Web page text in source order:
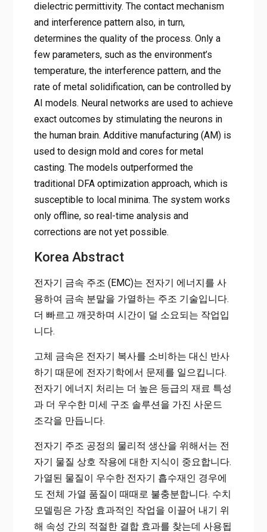
dielectric permittivity. The contact mechanism
and interference pattern also, in turn,
determines the quality of the process. Only a
few parameters, such as the environment’s
temperature, the interference pattern, and the
rate of metal solidification, can be controlled by
AI models. Neural networks are used to achieve
exact outcomes by stimulating the neurons in
the human brain. Additive manufacturing (AM) is
used to design mold and cores for metal
casting. The models outperformed the
traditional DFA optimization approach, which is
susceptible to local minima. The system works
only offline, so real-time analysis and
corrections are not yet possible.
Korea Abstract
전자기 금속 주조 (EMC)는 전자기 에너지를 사
용하여 금속 분말을 가열하는 주조 기술입니다.
더 빠르고 깨끗하며 시간이 덜 소요되는 작업입
니다.
고체 금속은 전자기 복사를 소비하는 대신 반사
하기 때문에 전자기학에서 문제를 일으킵니다.
전자기 에너지 처리는 더 높은 등급의 재료 특성
과 더 우수한 미세 구조 솔루션을 가진 사운드
조각을 만듭니다.
전자기 주조 공정의 물리적 생산을 위해서는 전
자기 물질 상호 작용에 대한 지식이 중요합니다.
가열된 물질이 우수한 전자기 흡수재인 경우에
도 전체 가열 품질이 때때로 불충분합니다. 수치
모델링은 가장 효과적인 작업을 이끌어 내기 위
해 속성 간의 적절한 결합 효과를 찾는데 사용됩